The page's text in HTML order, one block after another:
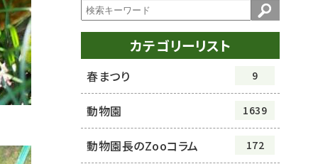
カテゴリーリスト
春まつり 9
動物園 1639
動物園長のZooコラム 172